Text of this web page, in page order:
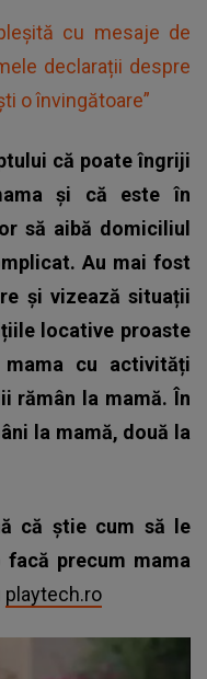
cu mesaje de
declarații despre
o învingătoare”
că poate îngriji
și că este în
să aibă domiciliul
Au mai fost
și vizează situații
locative proaste
cu activități
rămân la mamă. În
la mamă, două la
că știe cum să le
precum mama
playtech.ro